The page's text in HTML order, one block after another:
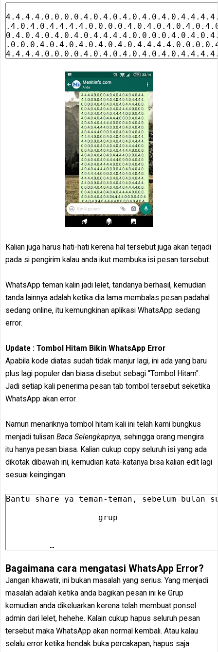
Kalian juga harus hati-hati kerena hal tersebut juga akan terjadi
pada si pengirim kalau anda ikut membuka isi pesan tersebut.
WhatsApp teman kalin jadi lelet, tandanya berhasil, kemudian
tanda lainnya adalah ketika dia lama membalas pesan padahal
sedang online, itu kemungkinan aplikasi WhatsApp sedang
error.
Update : Tombol Hitam Bikin WhatsApp Error
Apabila kode diatas sudah tidak manjur lagi, ini ada yang baru
plus lagi populer dan biasa disebut sebagi "Tombol Hitam".
Jadi setiap kali penerima pesan tab tombol tersebut seketika
WhatsApp akan error.
Namun menariknya tombol hitam kali ini telah kami bungkus
menjadi tulisan Baca Selengkapnya, sehingga orang mengira
itu hanya pesan biasa. Kalian cukup copy seluruh isi yang ada
dikotak dibawah ini, kemudian kata-katanya bisa kalian edit lagi
sesuai keingingan.
Bagaimana cara mengatasi WhatsApp Error?
Jangan khawatir, ini bukan masalah yang serius. Yang menjadi
masalah adalah ketika anda bagikan pesan ini ke Grup
kemudian anda dikeluarkan kerena telah membuat ponsel
admin dari lelet, hehehe. Kalain cukup hapus seluruh pesan
tersebut maka WhatsApp akan normal kembali. Atau kalau
selalu error ketika hendak buka percakapan, hapus saja